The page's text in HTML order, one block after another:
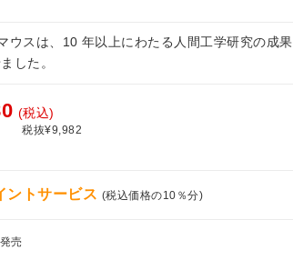
ウスは、10 年以上にわたる人間工学研究の成果
した。
(税込)
税抜¥9,982
ントサービス (税込価格の10％分)
売